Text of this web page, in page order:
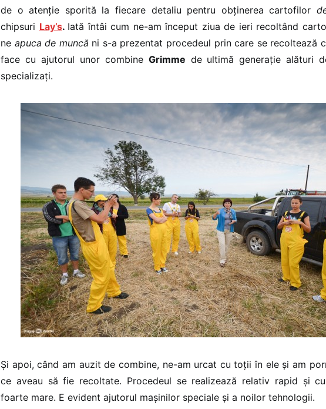
de o atenție sporită la fiecare detaliu pentru obținerea cartofilor
chipsuri Lay’s. Iată întâi cum ne-am început ziua de ieri recoltând
ne apuca de muncă ni s-a prezentat procedeul prin care se recoltează
face cu ajutorul unor combine Grimme de ultimă generație alături
specializați.
Și apoi, când am auzit de combine, ne-am urcat cu toții în ele și am
ce aveau să fie recoltate. Procedeul se realizează relativ rapid și
foarte mare. E evident ajutorul mașinilor speciale și a noilor tehnologii.